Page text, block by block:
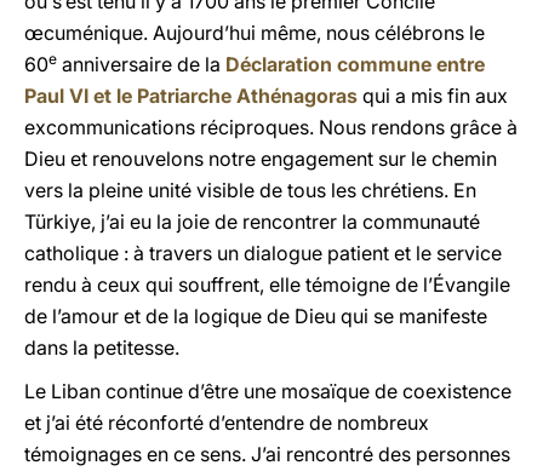
œcuménique. Aujourd’hui même, nous célébrons le
60e anniversaire de la Déclaration commune entre
Paul VI et le Patriarche Athénagoras qui a mis fin aux
excommunications réciproques. Nous rendons grâce à
Dieu et renouvelons notre engagement sur le chemin
vers la pleine unité visible de tous les chrétiens. En
Türkiye, j’ai eu la joie de rencontrer la communauté
catholique : à travers un dialogue patient et le service
rendu à ceux qui souffrent, elle témoigne de l’Évangile
de l’amour et de la logique de Dieu qui se manifeste
dans la petitesse.
Le Liban continue d’être une mosaïque de coexistence
et j’ai été réconforté d’entendre de nombreux
témoignages en ce sens. J’ai rencontré des personnes